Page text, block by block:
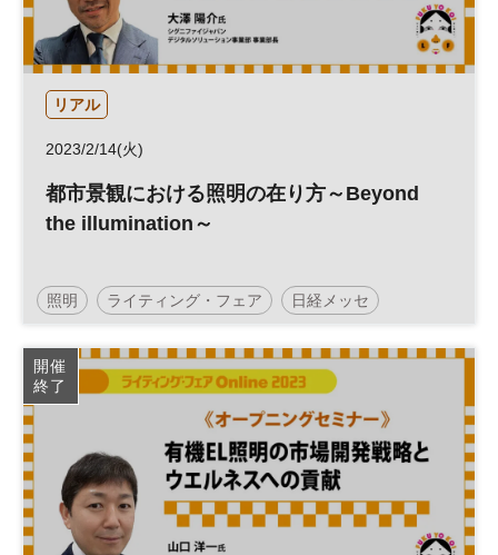
リアル
2023/2/14(火)
都市景観における照明の在り方～Beyond
the illumination～
照明 ライティング・フェア 日経メッセ
開催
終了